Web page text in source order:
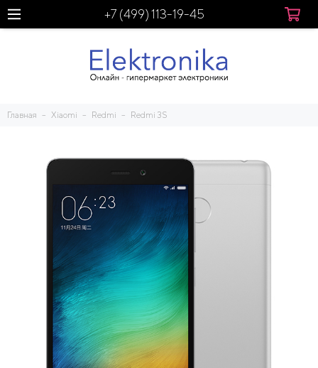
+7 (499) 113-19-45
Главная Xiaomi Redmi Redmi 3S